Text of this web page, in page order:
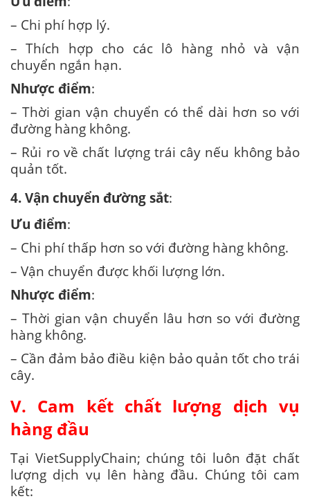
– Chi phí hợp lý.
– Thích hợp cho các lô hàng nhỏ và vận
chuyển ngắn hạn.
Nhược điểm:
– Thời gian vận chuyển có thể dài hơn so với
đường hàng không.
– Rủi ro về chất lượng trái cây nếu không bảo
quản tốt.
4. Vận chuyển đường sắt:
Ưu điểm:
– Chi phí thấp hơn so với đường hàng không.
– Vận chuyển được khối lượng lớn.
Nhược điểm:
– Thời gian vận chuyển lâu hơn so với đường
hàng không.
– Cần đảm bảo điều kiện bảo quản tốt cho trái
cây.
V. Cam kết chất lượng dịch vụ
hàng đầu
Tại VietSupplyChain; chúng tôi luôn đặt chất
lượng dịch vụ lên hàng đầu. Chúng tôi cam
kết: